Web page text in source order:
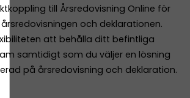
till Årsredovisning Online för
och deklarationen.
att behålla ditt befintliga
samtidigt som du väljer en lösning
på årsredovisning och deklaration.